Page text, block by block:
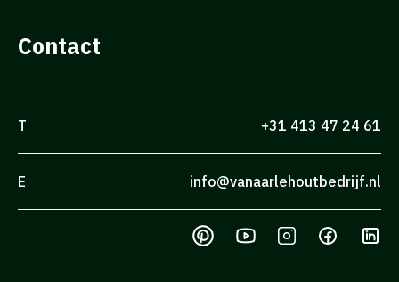
Contact
T +31 413 47 24 61
E info@vanaarlehoutbedrijf.nl